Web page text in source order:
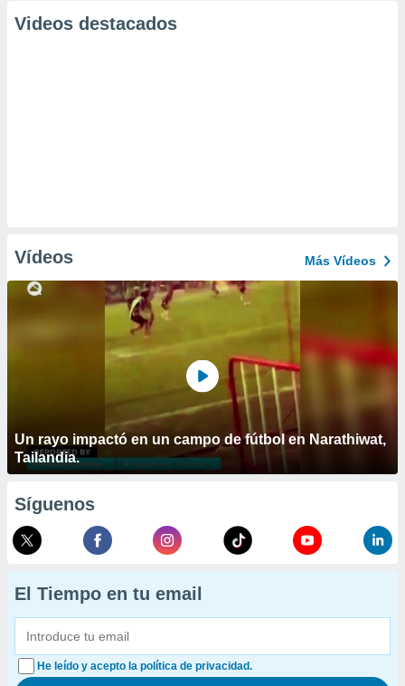
Videos destacados
Vídeos Más Vídeos
Un rayo impactó en un campo de fútbol en Narathiwat,
Tailandia.
Síguenos
El Tiempo en tu email
He leído y acepto la política de privacidad.